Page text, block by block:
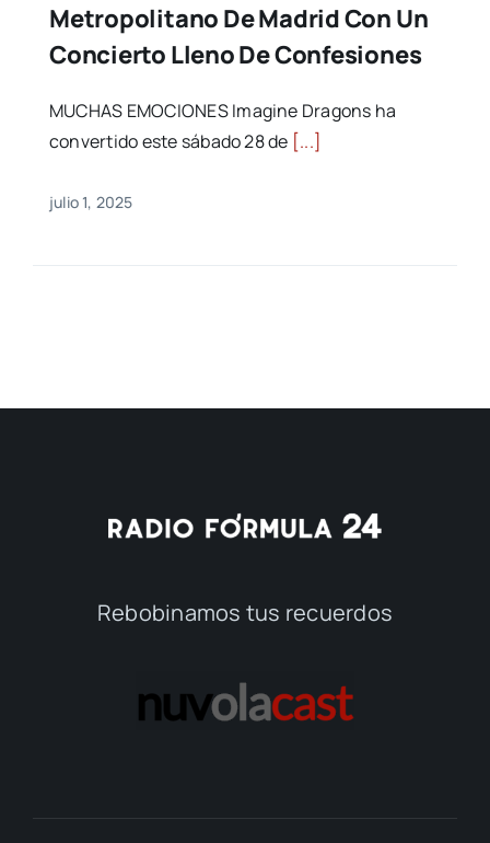
Metropolitano De Madrid Con Un
Concierto Lleno De Confesiones
MUCHAS EMOCIONES Imagine Dragons ha
convertido este sábado 28 de [...]
julio 1, 2025
Rebobinamos tus recuerdos